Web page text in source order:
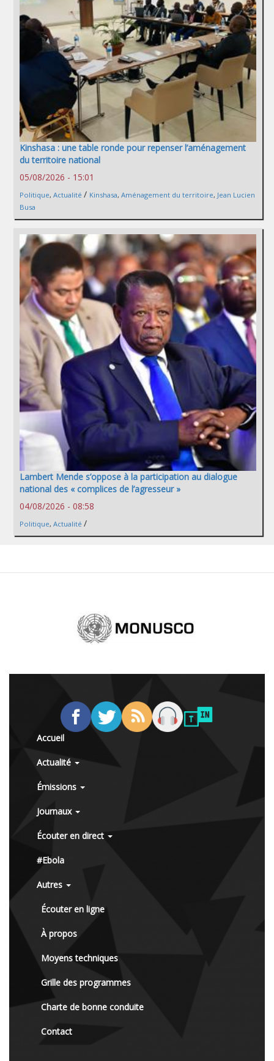
Kinshasa : une table ronde pour repenser l’aménagement
du territoire national
05/08/2026 - 15:01
Politique, Actualité / Kinshasa, Aménagement du territoire, Jean Lucien
Busa
Lambert Mende s’oppose à la participation au dialogue
national des « complices de l’agresseur »
04/08/2026 - 08:58
Politique, Actualité /
Accueil
Actualité
Émissions
Journaux
Écouter en direct
#Ebola
Autres
Écouter en ligne
À propos
Moyens techniques
Grille des programmes
Charte de bonne conduite
Contact